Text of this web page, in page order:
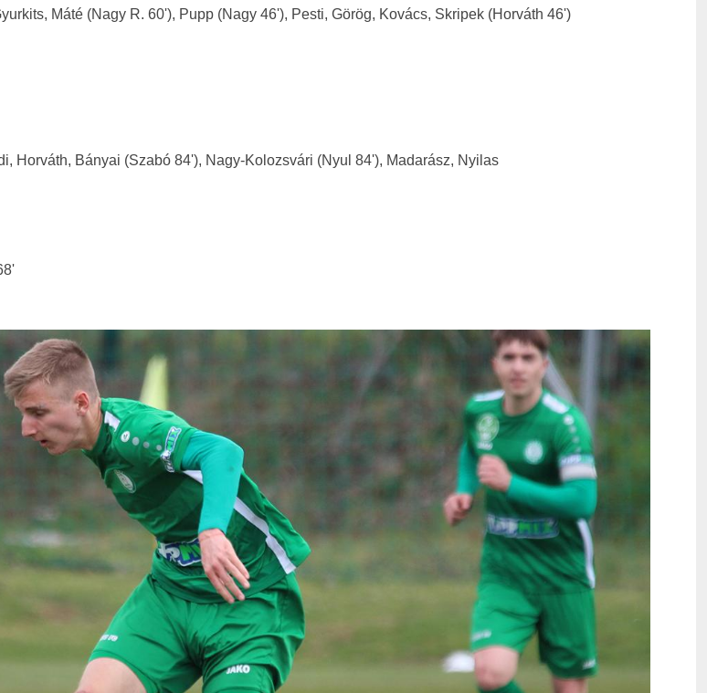
Máté (Nagy R. 60'), Pupp (Nagy 46'), Pesti, Görög, Kovács, Skripek (Horváth 46')
Horváth, Bányai (Szabó 84'), Nagy-Kolozsvári (Nyul 84'), Madarász, Nyilas